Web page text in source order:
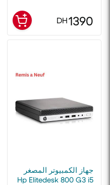
1390
DH
جهاز الكمبيوتر المصغر
Hp Elitedesk 800 G3 i5